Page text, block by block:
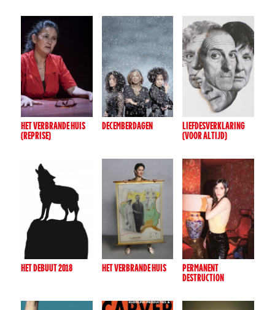
HET VERBRANDE HUIS
(REPRISE)
DECEMBERDAGEN
LIEFDESVERKLARING
(VOOR ALTIJD)
HET DEBUUT 2018 HET VERBRANDE HUIS
PERMANENT
DESTRUCTION